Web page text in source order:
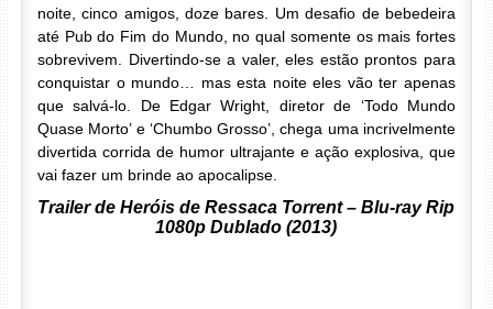
noite, cinco amigos, doze bares. Um desafio de bebedeira
até Pub do Fim do Mundo, no qual somente os mais fortes
sobrevivem. Divertindo-se a valer, eles estão prontos para
conquistar o mundo… mas esta noite eles vão ter apenas
que salvá-lo. De Edgar Wright, diretor de ‘Todo Mundo
Quase Morto’ e ‘Chumbo Grosso’, chega uma incrivelmente
divertida corrida de humor ultrajante e ação explosiva, que
vai fazer um brinde ao apocalipse.
Trailer de Heróis de Ressaca Torrent – Blu-ray Rip
1080p Dublado (2013)